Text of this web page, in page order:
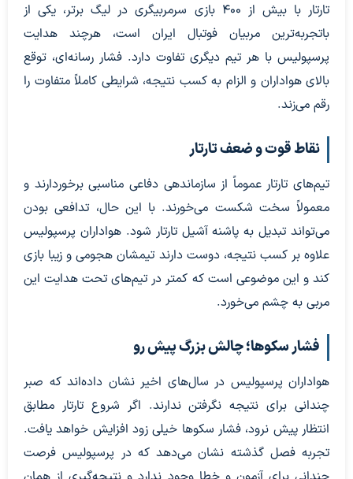
تارتار با بیش از ۴۰۰ بازی سرمربیگری در لیگ برتر، یکی از
باتجربه‌ترین مربیان فوتبال ایران است، هرچند هدایت
پرسپولیس با هر تیم دیگری تفاوت دارد. فشار رسانه‌ای، توقع
بالای هواداران و الزام به کسب نتیجه، شرایطی کاملاً متفاوت را
رقم می‌زند.
نقاط قوت و ضعف تارتار
تیم‌های تارتار عموماً از سازماندهی دفاعی مناسبی برخوردارند و
معمولاً سخت شکست می‌خورند. با این حال، تدافعی بودن
می‌تواند تبدیل به پاشنه آشیل تارتار شود. هواداران پرسپولیس
علاوه بر کسب نتیجه، دوست دارند تیمشان هجومی و زیبا بازی
کند و این موضوعی است که کمتر در تیم‌های تحت هدایت این
مربی به چشم می‌خورد.
فشار سکوها؛ چالش بزرگ پیش رو
هواداران پرسپولیس در سال‌های اخیر نشان داده‌اند که صبر
چندانی برای نتیجه نگرفتن ندارند. اگر شروع تارتار مطابق
انتظار پیش نرود، فشار سکوها خیلی زود افزایش خواهد یافت.
تجربه فصل گذشته نشان می‌دهد که در پرسپولیس فرصت